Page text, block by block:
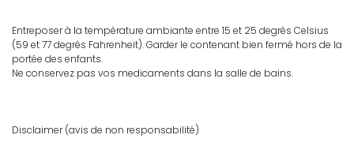
Entreposer à la température ambiante entre 15 et 25 degrés Celsius
(59 et 77 degrés Fahrenheit). Garder le contenant bien fermé hors de la
portée des enfants.
Ne conservez pas vos medicaments dans la salle de bains.
Disclaimer (avis de non responsabilité)